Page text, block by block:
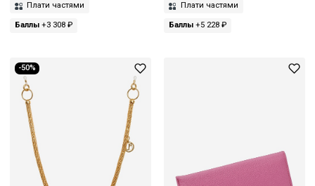
Плати частями
Баллы +3 308 ₽
Плати частями
Баллы+5 228 ₽
-50%